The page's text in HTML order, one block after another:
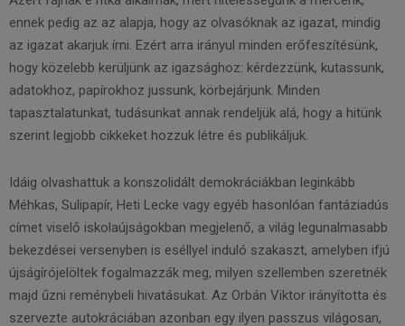
ennek pedig az az alapja, hogy az olvasóknak az igazat, mindig
az igazat akarjuk írni. Ezért arra irányul minden erőfeszítésünk,
hogy közelebb kerüljünk az igazsághoz: kérdezzünk, kutassunk,
adatokhoz, papírokhoz jussunk, körbejárjunk. Minden
tapasztalatunkat, tudásunkat annak rendeljük alá, hogy a hitünk
szerint legjobb cikkeket hozzuk létre és publikáljuk.
Idáig olvashattuk a konszolidált demokráciákban leginkább
Méhkas, Sulipapír, Heti Lecke vagy egyéb hasonlóan fantáziadús
címet viselő iskolaújságokban megjelenő, a világ legunalmasabb
bekezdései versenyben is eséllyel induló szakaszt, amelyben ifjú
újságírójelöltek fogalmazzák meg, milyen szellemben szeretnék
majd űzni reménybeli hivatásukat. Az Orbán Viktor irányította és
szervezte autokráciában azonban egy ilyen passzus világosan,